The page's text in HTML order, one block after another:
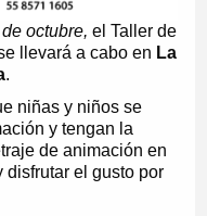
octubre, el Taller de
llevará a cabo en La
.
niñas y niños se
y tengan la
de animación en
disfrutar el gusto por